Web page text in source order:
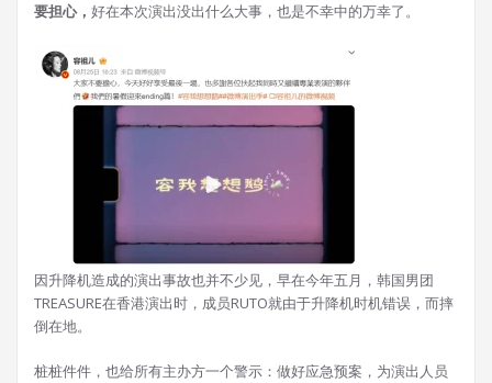
要担心， 好在本次演出没出什么大事，也是不幸中的万幸了。
因升降机造成的演出事故也并不少见，早在今年五月，韩国男团
TREASURE在香港演出时，成员RUTO就由于升降机时机错误，而摔
倒在地。
桩桩件件，也给所有主办方一个警示：做好应急预案，为演出人员